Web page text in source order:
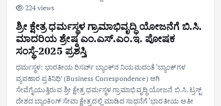
224 views
ಶ್ರೀ ಕ್ಷೇತ್ರ ಧರ್ಮಸ್ಥಳ ಗ್ರಾಮಾಭಿವೃದ್ಧಿ ಯೋಜನೆಗೆ ಬಿ.ಸಿ.
ಮಾದರಿಯ ಶ್ರೇಷ್ಠ ಎಂ.ಎಸ್.ಎಂ.ಇ. ಪೋಷಕ
ಸಂಸ್ಥೆ-2025 ಪ್ರಶಸ್ತಿ
ಧರ್ಮಸ್ಥಳ: ಭಾರತೀಯ ರಿಸರ್ವ್ ಬ್ಯಾಂಕ್‌ನ ನಿಯಮದಂತೆ ‘ಬ್ಯಾಂಕ್‌ಗಳ
ವ್ಯವಹಾರ ಪ್ರತಿನಿಧಿ’ (Business Correspondence) ಆಗಿ
ಸೇವೆಗೈಯುತ್ತಿರುವ ಶ್ರೀ ಕ್ಷೇತ್ರ ಧರ್ಮಸ್ಥಳ ಗ್ರಾಮಾಭಿವೃದ್ಧಿ ಯೋಜನೆ ಬಿ.ಸಿ. ಟ್ರಸ್ಟ್
ದೇಶದ ಬ್ಯಾಂಕಿಂಗ್ ಸೇವಾ ಕ್ಷೇತ್ರದಲ್ಲಿ ಮಾಡಿದ ಸಾಧನೆಗೆ ‘ಭಾರತೀಯ ಅತೀ